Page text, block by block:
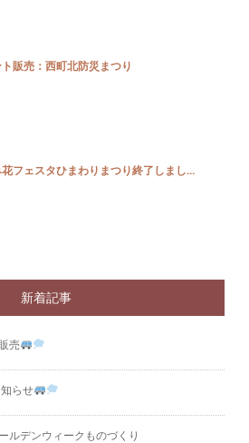
販売：西町北防災まつり
フェスタひまわりまつり終了しまし...
新着記事
売
らせ
ルデンウィークものづくり